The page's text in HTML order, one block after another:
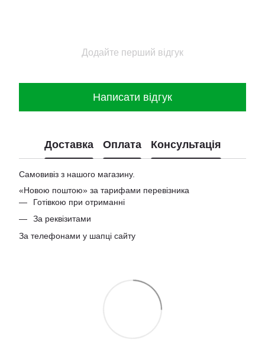
Додайте перший відгук
Написати відгук
Доставка Оплата Консультація
Самовивіз з нашого магазину.
«Новою поштою» за тарифами перевізника
Готівкою при отриманні
За реквізитами
За телефонами у шапці сайту